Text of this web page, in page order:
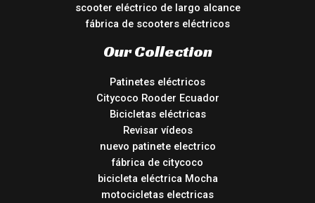
scooter eléctrico de largo alcance
fábrica de scooters eléctricos
Our Collection
Patinetes eléctricos
Citycoco Rooder Ecuador
Bicicletas eléctricas
Revisar vídeos
nuevo patinete electrico
fábrica de citycoco
bicicleta eléctrica Mocha
motocicletas electricas